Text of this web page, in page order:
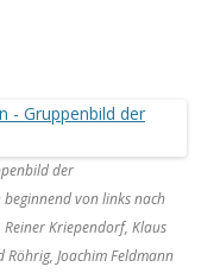
der
von links nach
Kriependorf, Klaus
Röhrig, Joachim Feldmann